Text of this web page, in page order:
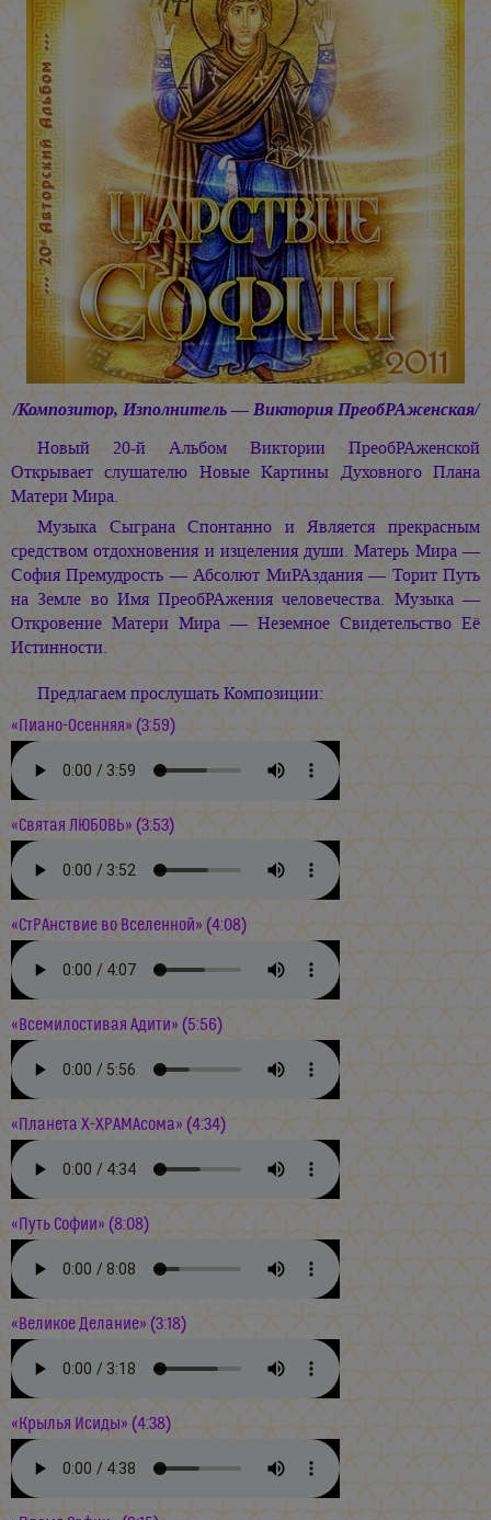
/Композитор, Изполнитель — Виктория ПреобРАженская/
Новый 20-й Альбом Виктории ПреобРАженской
Открывает слушателю Новые Картины Духовного Плана
Матери Мира.
Музыка Cыграна Спонтанно и Является прекрасным
средством отдохновения и изцеления души. Матерь Мира —
София Премудрость — Абсолют МиРАздания — Торит Путь
на Земле во Имя ПреобРАжения человечества. Музыка —
Откровение Матери Мира — Неземное Свидетельство Её
Истинности.
Предлагаем прослушать Композиции:
«Пиано-Осенняя» (3:59)
«Святая ЛЮБОВЬ» (3:53)
«СтРАнствие во Вселенной» (4:08)
«Всемилостивая Адити» (5:56)
«Планета Х-ХРАМАсома» (4:34)
«Путь Софии» (8:08)
«Великое Делание» (3:18)
«Крылья Исиды» (4:38)